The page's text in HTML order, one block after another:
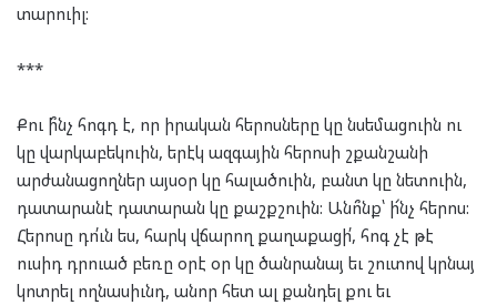
տարուիլ:
***
Քու ի՞նչ հոգդ է, որ իրական հերոսները կը նսեմացուին ու
կը վարկաբեկուին, երէկ ազգային հերոսի շքանշանի
արժանացողներ այսօր կը հալածուին, բանտ կը նետուին,
դատարանէ դատարան կը քաշքշուին: Անո՞նք՝ ի՜նչ հերոս:
Հերոսը դո՛ւն ես, հարկ վճարող քաղաքացի՛, հոգ չէ թէ
ուսիդ դրուած բեռը օրէ օր կը ծանրանայ եւ շուտով կրնայ
կոտրել ողնասիւնդ, անոր հետ ալ քանդել քու եւ